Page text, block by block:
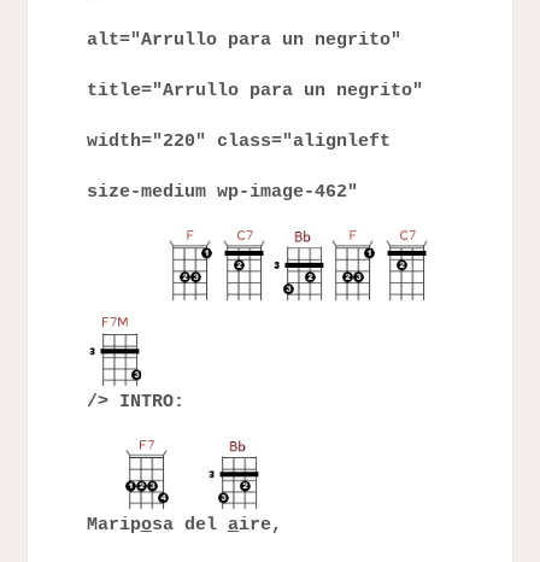
alt="Arrullo para un negrito"
title="Arrullo para un negrito"
width="220" class="alignleft
size-medium wp-image-462"
/> INTRO:
Mariposa del aire,